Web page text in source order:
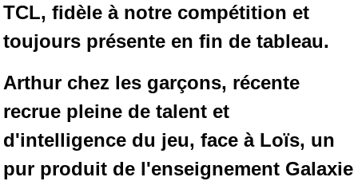
TCL, fidèle à notre compétition et
toujours présente en fin de tableau.
Arthur chez les garçons, récente
recrue pleine de talent et
d'intelligence du jeu, face à Loïs, un
pur produit de l'enseignement Galaxie